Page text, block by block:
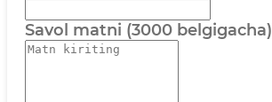
Savol matni (3000 belgigacha)